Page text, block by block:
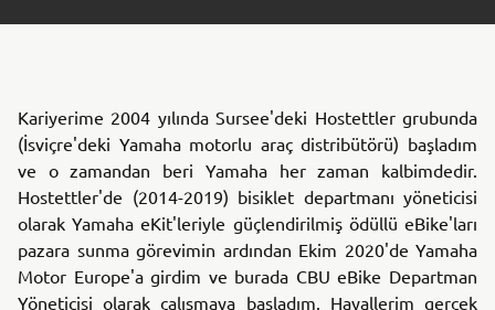
Kariyerime 2004 yılında Sursee'deki Hostettler grubunda
(İsviçre'deki Yamaha motorlu araç distribütörü) başladım
ve o zamandan beri Yamaha her zaman kalbimdedir.
Hostettler'de (2014-2019) bisiklet departmanı yöneticisi
olarak Yamaha eKit'leriyle güçlendirilmiş ödüllü eBike'ları
pazara sunma görevimin ardından Ekim 2020'de Yamaha
Motor Europe'a girdim ve burada CBU eBike Departman
Yöneticisi olarak çalışmaya başladım. Hayallerim gerçek